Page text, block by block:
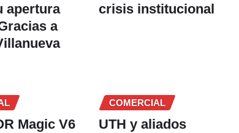
apertura
a
crisis institucional
Magic V6
COMERCIAL
UTH y aliados